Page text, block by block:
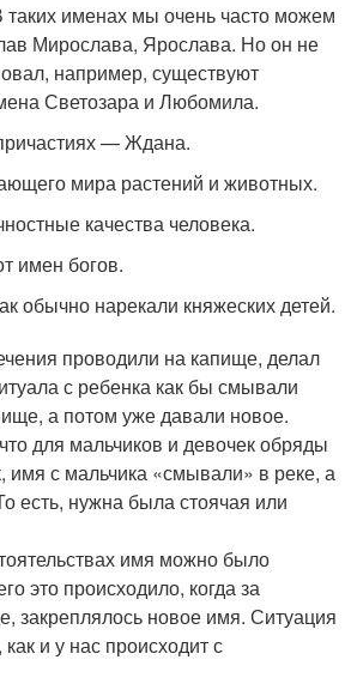
именах мы очень часто можем
Мирослава, Ярослава. Но он не
например, существуют
Светозара и Любомила.
— Ждана.
мира растений и животных.
качества человека.
имен богов.
обычно нарекали княжеских детей.
проводили на капище, делал
с ребенка как бы смывали
а потом уже давали новое.
для мальчиков и девочек обряды
имя с мальчика «смывали» в реке, а
есть, нужна была стоячая или
имя можно было
это происходило, когда за
закреплялось новое имя. Ситуация
и у нас происходит с